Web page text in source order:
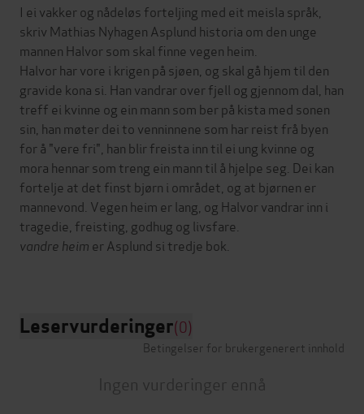
I ei vakker og nådeløs forteljing med eit meisla språk,
skriv Mathias Nyhagen Asplund historia om den unge
mannen Halvor som skal finne vegen heim.
Halvor har vore i krigen på sjøen, og skal gå hjem til den
gravide kona si. Han vandrar over fjell og gjennom dal, han
treff ei kvinne og ein mann som ber på kista med sonen
sin, han møter dei to venninnene som har reist frå byen
for å "vere fri", han blir freista inn til ei ung kvinne og
mora hennar som treng ein mann til å hjelpe seg. Dei kan
fortelje at det finst bjørn i området, og at bjørnen er
mannevond. Vegen heim er lang, og Halvor vandrar inn i
tragedie, freisting, godhug og livsfare.
vandre heim er Asplund si tredje bok.
Leservurderinger(0)
Betingelser for brukergenerert innhold
Ingen vurderinger ennå